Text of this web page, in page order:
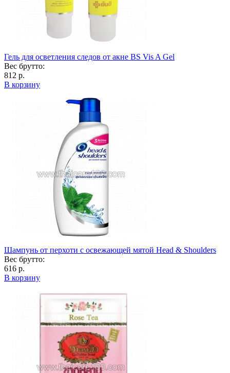
Гель для осветления следов от акне BS Vis A Gel
Вес брутто:
812 р.
В корзину
Шампунь от перхоти с освежающей мятой Head & Shoulders
Вес брутто:
616 р.
В корзину